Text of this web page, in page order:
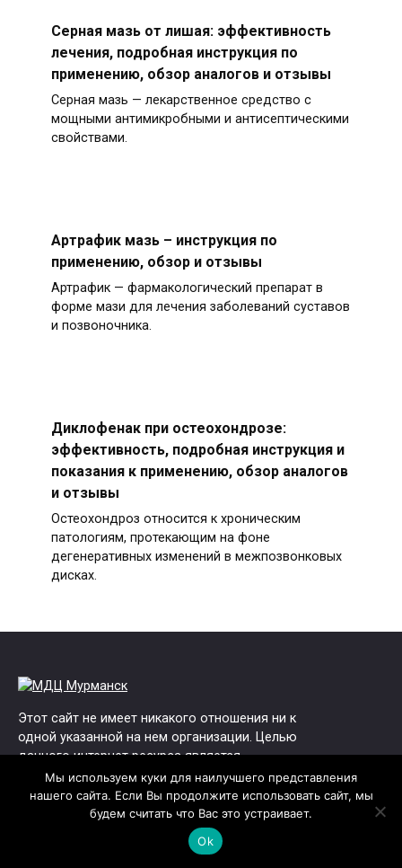
Серная мазь от лишая: эффективность
лечения, подробная инструкция по
применению, обзор аналогов и отзывы
Серная мазь — лекарственное средство с
мощными антимикробными и антисептическими
свойствами.
Артрафик мазь – инструкция по
применению, обзор и отзывы
Артрафик — фармакологический препарат в
форме мази для лечения заболеваний суставов
и позвоночника.
Диклофенак при остеохондрозе:
эффективность, подробная инструкция и
показания к применению, обзор аналогов
и отзывы
Остеохондроз относится к хроническим
патологиям, протекающим на фоне
дегенеративных изменений в межпозвонковых
дисках.
Этот сайт не имеет никакого отношения ни к
одной указанной на нем организации. Целью
данного интернет ресурса является
информирование посетителей. Администрация
сайта не несёте ответственности за
достоверность размещенной информации, так
как вся информация взята с открытых
источников и может со временем устаревать.
Мы используем куки для наилучшего представления
нашего сайта. Если Вы продолжите использовать сайт, мы
будем считать что Вас это устраивает.
Ok